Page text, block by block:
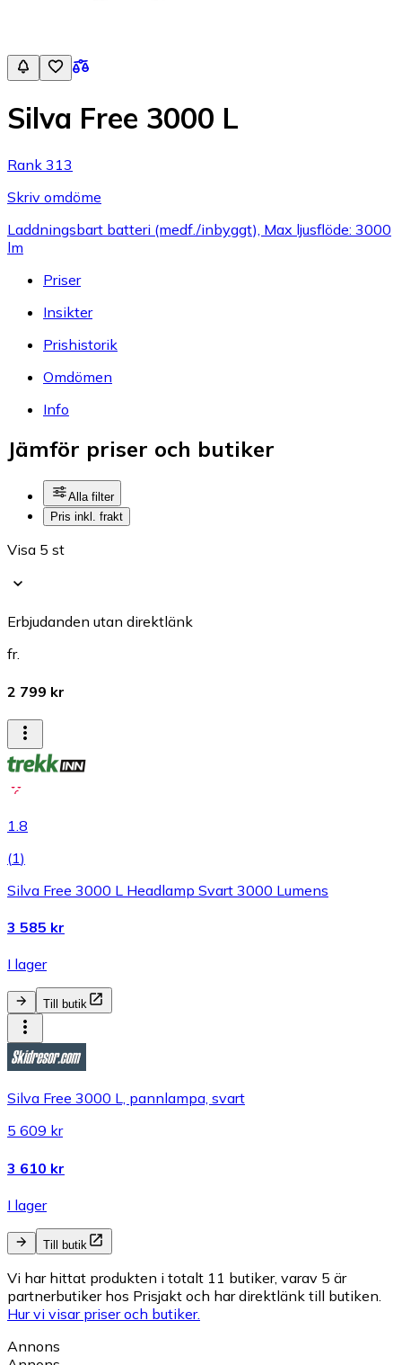
Silva Free 3000 L
Rank 313
Skriv omdöme
Laddningsbart batteri (medf./inbyggt), Max ljusflöde: 3000
lm
Priser
Insikter
Prishistorik
Omdömen
Info
Jämför priser och butiker
Alla filter
Pris inkl. frakt
Visa 5 st
Erbjudanden utan direktlänk
fr.
2 799 kr
1.8
(1)
Silva Free 3000 L Headlamp Svart 3000 Lumens
3 585 kr
I lager
Till butik
Silva Free 3000 L, pannlampa, svart
5 609 kr
3 610 kr
I lager
Till butik
Vi har hittat produkten i totalt 11 butiker, varav 5 är
partnerbutiker hos Prisjakt och har direktlänk till butiken.
Hur vi visar priser och butiker.
Annons